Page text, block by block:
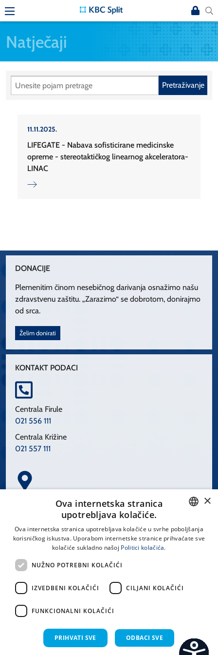
Natječaji
Pretraživanje
11.11.2025.
LIFEGATE - Nabava sofisticirane medicinske
opreme - stereotaktičkog linearnog akceleratora-
LINAC
DONACIJE
Plemenitim činom nesebičnog darivanja osnažimo našu
zdravstvenu zaštitu. „Zarazimo“ se dobrotom, donirajmo
od srca.
Želim donirati
KONTAKT PODACI
Centrala Firule
021 556 111
Centrala Križine
021 557 111
Spinčićeva 1, 21000 Split
LINKOVI
Uvjeti korištenja
CROATIAN
×
Ova internetska stranica
upotrebljava kolačiće.
Ova internetska stranica upotrebljava kolačiće u svrhe poboljšanja
korisničkog iskustva. Uporabom internetske stranice prihvaćate sve
kolačiće sukladno našoj Politici kolačića.
NUŽNO POTREBNI KOLAČIĆI
IZVEDBENI KOLAČIĆI CILJANI KOLAČIĆI
FUNKCIONALNI KOLAČIĆI
PRIHVATI SVE ODBACI SVE